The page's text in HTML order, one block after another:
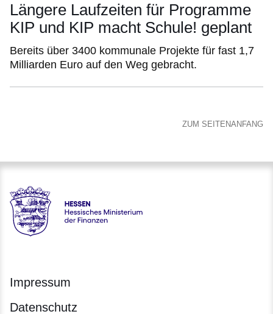
Längere Laufzeiten für Programme
KIP und KIP macht Schule! geplant
Bereits über 3400 kommunale Projekte für fast 1,7
Milliarden Euro auf den Weg gebracht.
ZUM SEITENANFANG
Hessen - Hessisches Ministerium der Finanzen
Impressum
Datenschutz